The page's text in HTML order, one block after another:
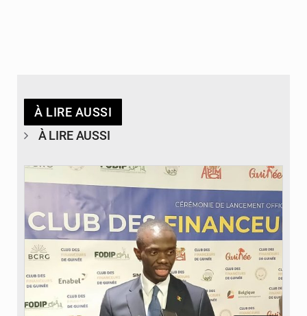
À LIRE AUSSI
À LIRE AUSSI